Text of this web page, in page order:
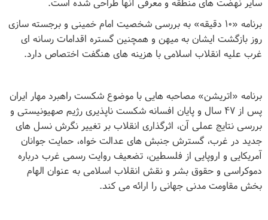
سایر نهضت های منطقه و معرفی آنها طراحی شده است.
برنامه «۱۰ دقیقه» به بررسی شخصیت امام خمینی و برجسته سازی
روز بازگشت ایشان به میهن و همچنین گستره اقدامات رسانه ای
غرب علیه انقلاب اسلامی با هزینه های هنگفت اختصاص دارد.
برنامه «اتریشن» مصاحبه هایی با موضوع شکست راهبرد مهار ایران
پس از ۴۷ سال و پایان افسانه شکست ناپذیری رژیم صهیونیستی و
بررسی نتایج عملی آن، اثرگذاری انقلاب بر تغییر نگرش نسل های
جدید در غرب، گسترش جنبش های عدالت خواه، حمایت جوانان
آمریکایی و اروپایی از فلسطین، تضعیف روایت رسمی غرب درباره
دموکراسی و حقوق بشر و نقش انقلاب اسلامی به عنوان الهام
بخش مقاومت مدنی جهانی را ارائه می کند.